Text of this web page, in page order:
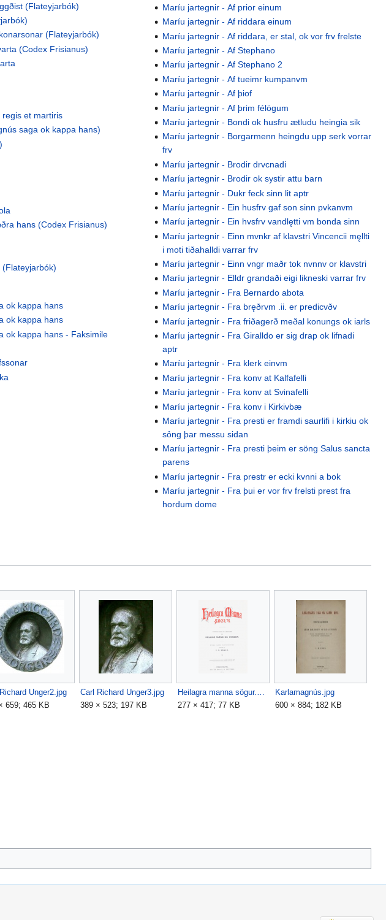
(Flateyjarbók)
(Flateyjarbók)
(Codex Frisianus)
regis et martiris
saga ok kappa hans)
hans (Codex Frisianus)
ok kappa hans
ok kappa hans
ok kappa hans - Faksimile
Maríu jartegnir - Af prior einum
Maríu jartegnir - Af riddara einum
Maríu jartegnir - Af riddara, er stal, ok vor frv frelste
Maríu jartegnir - Af Stephano
Maríu jartegnir - Af Stephano 2
Maríu jartegnir - Af tueimr kumpanvm
Maríu jartegnir - Af þiof
Maríu jartegnir - Af þrim félögum
Maríu jartegnir - Bondi ok husfru ætludu heingia sik
Maríu jartegnir - Borgarmenn heingdu upp serk vorrar
frv
Maríu jartegnir - Brodir drvcnadi
Maríu jartegnir - Brodir ok systir attu barn
Maríu jartegnir - Dukr feck sinn lit aptr
Maríu jartegnir - Ein husfrv gaf son sinn pvkanvm
Maríu jartegnir - Ein hvsfrv vandlętti vm bonda sinn
Maríu jartegnir - Einn mvnkr af klavstri Vincencii męllti
i moti tiðahalldi varrar frv
Maríu jartegnir - Einn vngr maðr tok nvnnv or klavstri
Maríu jartegnir - Elldr grandaði eigi likneski varrar frv
Maríu jartegnir - Fra Bernardo abota
Maríu jartegnir - Fra bręðrvm .ii. er predicvðv
Maríu jartegnir - Fra friðagerð meðal konungs ok iarls
Maríu jartegnir - Fra Giralldo er sig drap ok lifnadi
aptr
Maríu jartegnir - Fra klerk einvm
Maríu jartegnir - Fra konv at Kalfafelli
Maríu jartegnir - Fra konv at Svinafelli
Maríu jartegnir - Fra konv i Kirkivbæ
Maríu jartegnir - Fra presti er framdi saurlifi i kirkiu ok
sỏng þar messu sidan
Maríu jartegnir - Fra presti þeim er söng Salus sancta
parens
Maríu jartegnir - Fra prestr er ecki kvnni a bok
Maríu jartegnir - Fra þui er vor frv frelsti prest fra
hordum dome
Unger2.jpg
659; 465 KB
Carl Richard Unger3.jpg
389 × 523; 197 KB
277 × 417; 77 KB
Karlamagnús.jpg
600 × 884; 182 KB